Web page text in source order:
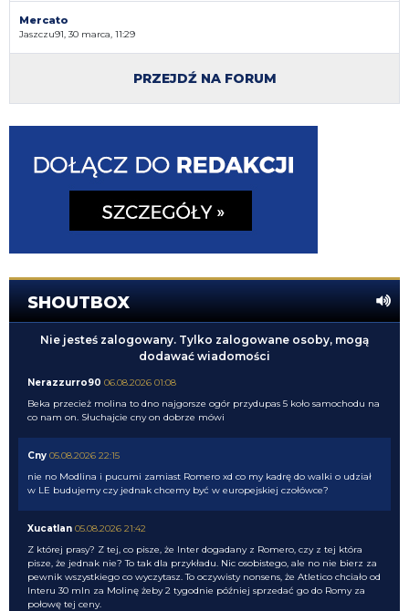
Mercato
Jaszczu91, 30 marca, 11:29
PRZEJDŹ NA FORUM
SHOUTBOX
Nie jesteś zalogowany. Tylko zalogowane osoby, mogą
dodawać wiadomości
Nerazzurro90 06.08.2026 01:08
Beka przecież molina to dno najgorsze ogór przydupas 5 koło samochodu na
co nam on. Słuchajcie cny on dobrze mówi
Cny 05.08.2026 22:15
nie no Modlina i pucumi zamiast Romero xd co my kadrę do walki o udział
w LE budujemy czy jednak chcemy być w europejskiej czołówce?
Xucatlan 05.08.2026 21:42
Z której prasy? Z tej, co pisze, że Inter dogadany z Romero, czy z tej która
pisze, że jednak nie? To tak dla przykładu. Nic osobistego, ale no nie bierz za
pewnik wszystkiego co wyczytasz. To oczywisty nonsens, że Atletico chciało od
Interu 30 mln za Molinę żeby 2 tygodnie później sprzedać go do Romy za
połowę tej ceny.